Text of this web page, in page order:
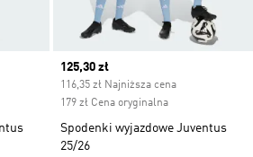
Current price
125,30 zł
116,35 zł Najniższa cena
179 zł Cena oryginalna
Spodenki wyjazdowe Juventus
25/26